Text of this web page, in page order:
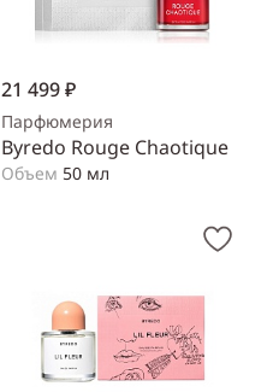
21 499 ₽
Парфюмерия
Byredo Rouge Chaotique
Объем 50 мл